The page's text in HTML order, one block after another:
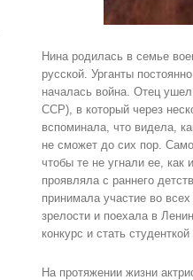
Нина родилась в семье
русской. Урганты
началась война. Отец
ССР), в который через
вспоминала, что видела,
не сможет до сих пор.
чтобы те не угнали ее, как
проявляла с раннего
принимала участие во
зрелости и поехала в
конкурс и стать
На протяжении жизни